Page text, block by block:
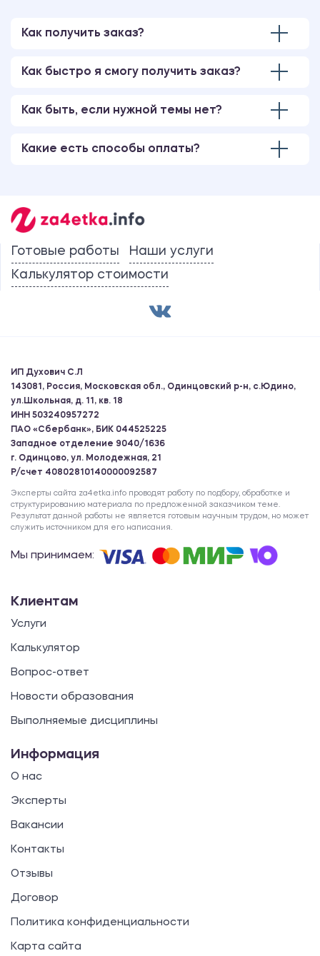
Как получить заказ?
Как быстро я смогу получить заказ?
Как быть, если нужной темы нет?
Какие есть способы оплаты?
Готовые работы
Наши услуги
Калькулятор стоимости
ИП Духович С.Л
143081, Россия, Московская обл., Одинцовский р-н, с.Юдино,
ул.Школьная, д. 11, кв. 18
ИНН 503240957272
ПАО «Сбербанк», БИК 044525225
Западное отделение 9040/1636
г. Одинцово, ул. Молодежная, 21
Р/счет 40802810140000092587
Эксперты сайта za4etka.info проводят работу по подбору, обработке и
структурированию материала по предложенной заказчиком теме.
Результат данной работы не является готовым научным трудом, но может
служить источником для его написания.
Мы принимаем:
Клиентам
Услуги
Калькулятор
Вопрос-ответ
Новости образования
Выполняемые дисциплины
Информация
О нас
Эксперты
Вакансии
Контакты
Отзывы
Договор
Политика конфиденциальности
Карта сайта